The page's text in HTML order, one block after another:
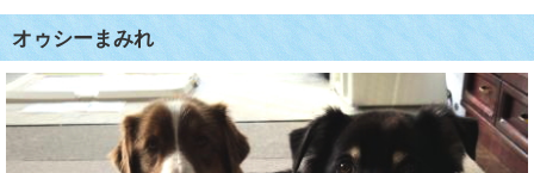
オゥシーまみれ